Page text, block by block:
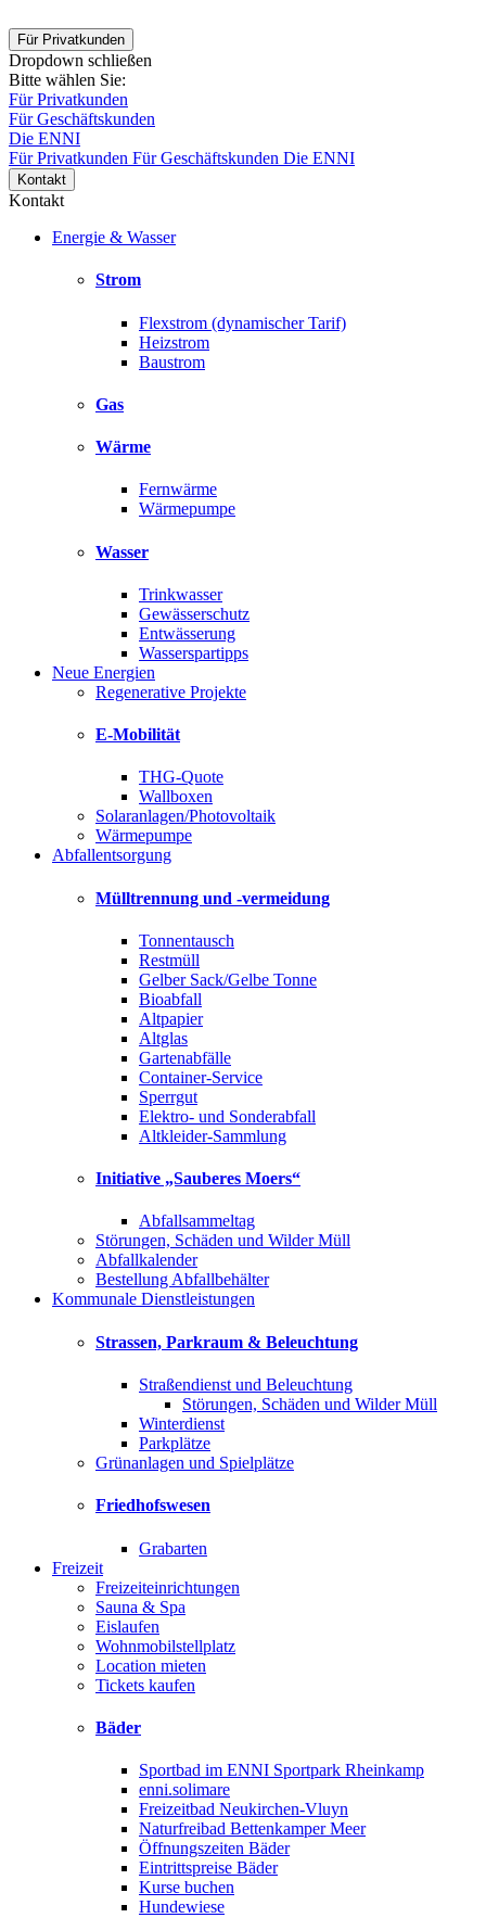
Für Privatkunden
Dropdown schließen
Bitte wählen Sie:
Für Privatkunden
Für Geschäftskunden
Die ENNI
Für Privatkunden Für Geschäftskunden Die ENNI
Kontakt
Kontakt
Energie & Wasser
Strom
Flexstrom (dynamischer Tarif)
Heizstrom
Baustrom
Gas
Wärme
Fernwärme
Wärmepumpe
Wasser
Trinkwasser
Gewässerschutz
Entwässerung
Wasserspartipps
Neue Energien
Regenerative Projekte
E-Mobilität
THG-Quote
Wallboxen
Solaranlagen/Photovoltaik
Wärmepumpe
Abfallentsorgung
Mülltrennung und -vermeidung
Tonnentausch
Restmüll
Gelber Sack/Gelbe Tonne
Bioabfall
Altpapier
Altglas
Gartenabfälle
Container-Service
Sperrgut
Elektro- und Sonderabfall
Altkleider-Sammlung
Initiative „Sauberes Moers“
Abfallsammeltag
Störungen, Schäden und Wilder Müll
Abfallkalender
Bestellung Abfallbehälter
Kommunale Dienstleistungen
Strassen, Parkraum & Beleuchtung
Straßendienst und Beleuchtung
Störungen, Schäden und Wilder Müll
Winterdienst
Parkplätze
Grünanlagen und Spielplätze
Friedhofswesen
Grabarten
Freizeit
Freizeiteinrichtungen
Sauna & Spa
Eislaufen
Wohnmobilstellplatz
Location mieten
Tickets kaufen
Bäder
Sportbad im ENNI Sportpark Rheinkamp
enni.solimare
Freizeitbad Neukirchen-Vluyn
Naturfreibad Bettenkamper Meer
Öffnungszeiten Bäder
Eintrittspreise Bäder
Kurse buchen
Hundewiese